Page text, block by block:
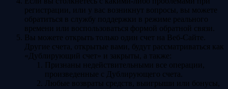
регистрации, или у вас возникнут вопросы, вы можете
обратиться в службу поддержки в режиме реального
времени или воспользоваться формой обратной связи.
Вы можете открыть только один счет на Веб-Сайте.
Другие счета, открытые вами, будут рассматриваться как
«Дублирующий счет» и закрыты, а также:
Признаны недействительными все операции,
произведенные с Дублирующего счета.
Любые возвраты средств, выигрыши или бонусы,